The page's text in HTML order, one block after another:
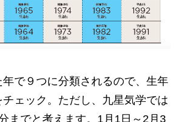
で９つに分類されるので、生年
ェック。ただし、九星気学では
までと考えます。1月1日～2月3